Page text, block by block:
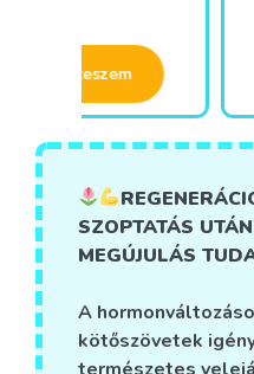
SZOPTATÁS
MEGÚJULÁS
A
kötőszövetek